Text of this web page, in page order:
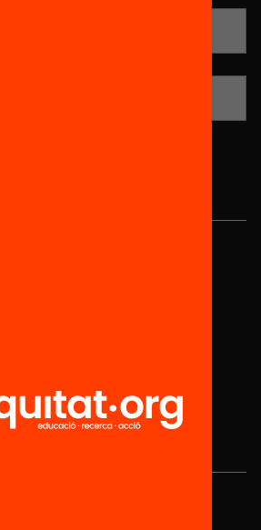
the Social HUB
08010 Barcelona